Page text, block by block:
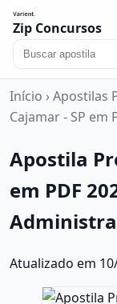
Zip Concursos
Início › Apostilas
Cajamar - SP em
Apostila
em PDF
Atualizado em